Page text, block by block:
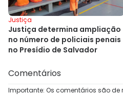
Justiça
Justiça determina ampliação
no número de policiais penais
no Presídio de Salvador
Comentários
Importante: Os comentários são